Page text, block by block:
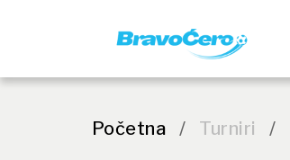
Početna / Turniri /